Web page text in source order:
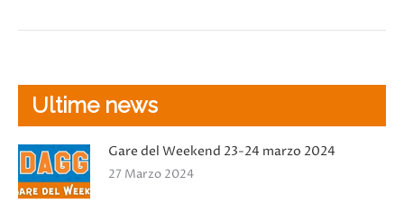
Ultime news
Gare del Weekend 23-24 marzo 2024
27 Marzo 2024